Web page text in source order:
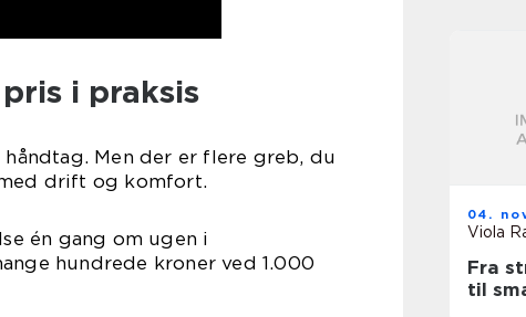
i praksis
Men der er flere greb, du
drift og komfort.
én gang om ugen i
hundrede kroner ved 1.000
04.
Viola
Fra
til